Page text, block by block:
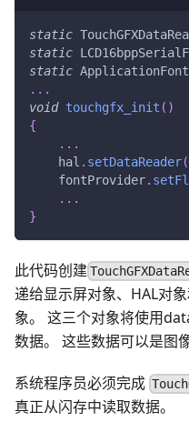
static
static
static
. . .
void touchgfx_init ( )
{
. . .
    hal
. setDataReader(
    fontProvider
.
. . .
}
此代码创建
递给显示屏对象、HAL对
象。 这三个对象将使用
数据。 这些数据可以是图
系统程序员必须完成
真正从闪存中读取数据。